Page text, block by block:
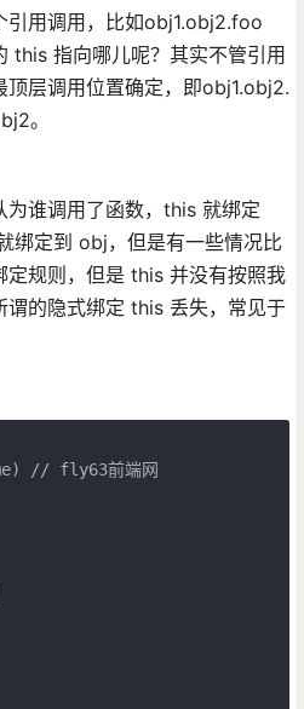
引用调用，比如obj1.obj2.foo
this 指向哪儿呢？其实不管引用
层调用位置确定，即obj1.obj2.
。
谁调用了函数，this 就绑定
定到 obj，但是有一些情况比
定规则，但是 this 并没有按照我
谓的隐式绑定 this 丢失，常见于
// fly63前端网